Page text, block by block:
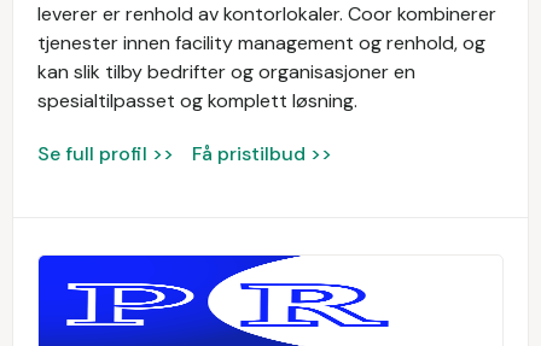
leverer er renhold av kontorlokaler. Coor kombinerer
tjenester innen facility management og renhold, og
kan slik tilby bedrifter og organisasjoner en
spesialtilpasset og komplett løsning.
Se full profil >> Få pristilbud >>